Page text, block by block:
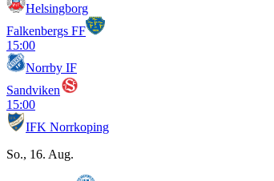
Helsingborg
Falkenbergs FF
15:00
Norrby IF
Sandviken
15:00
IFK Norrkoping
So., 16. Aug.